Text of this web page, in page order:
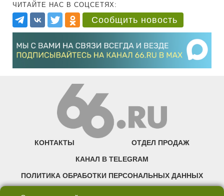
ЧИТАЙТЕ НАС В СОЦСЕТЯХ:
Сообщить новость
КОНТАКТЫ ОТДЕЛ ПРОДАЖ
КАНАЛ В TELEGRAM
ПОЛИТИКА ОБРАБОТКИ ПЕРСОНАЛЬНЫХ ДАННЫХ